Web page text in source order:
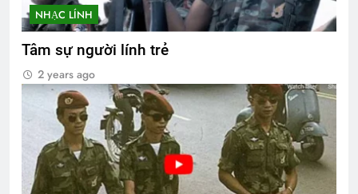
NHẠC LÍNH
Tâm sự người lính trẻ
2 years ago